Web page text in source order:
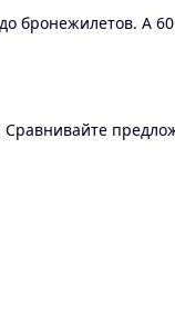
бронежилетов. А